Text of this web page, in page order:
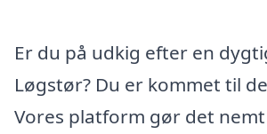
Er du på udkig efter en
Løgstør? Du er kommet til
Vores platform gør det